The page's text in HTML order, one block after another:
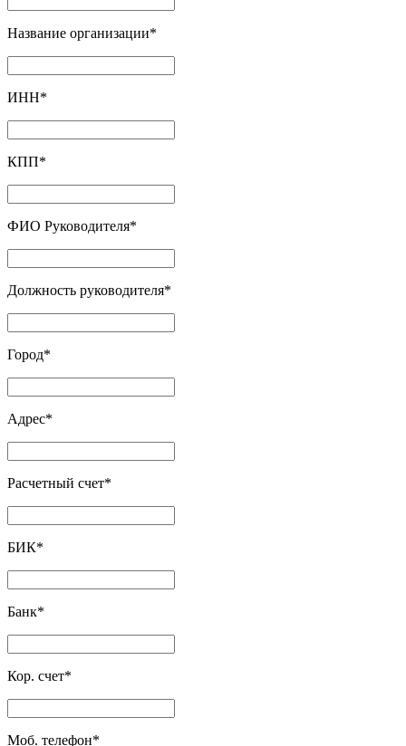
Название организации*
ИНН*
КПП*
ФИО Руководителя*
Должность руководителя*
Город*
Адрес*
Расчетный счет*
БИК*
Банк*
Кор. счет*
Моб. телефон*